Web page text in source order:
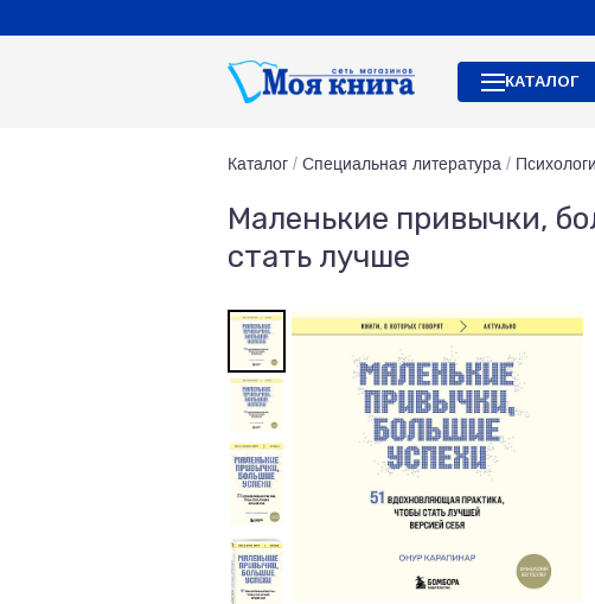
КАТАЛОГ
Каталог / Специальная литература /
Маленькие привычки,
стать лучше